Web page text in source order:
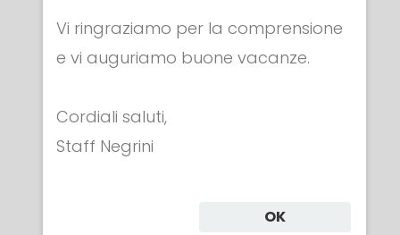
Bavettina in Lamè per elettrificazione
Vi ringraziamo per la comprensione
e vi auguriamo buone vacanze.
Cordiali saluti,
Staff Negrini
OK